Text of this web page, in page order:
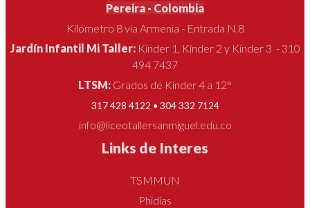
Pereira - Colombia
Kilómetro 8 vía Armenia - Entrada N.8
Jardín Infantil Mi Taller: Kínder 1, Kínder 2 y Kínder 3 - 310
494 7437
LTSM: Grados de Kínder 4 a 12°
317 428 4122 • 304 332 7124
info@liceotallersanmiguel.edu.co
Links de Interes
TSMMUN
Phidias